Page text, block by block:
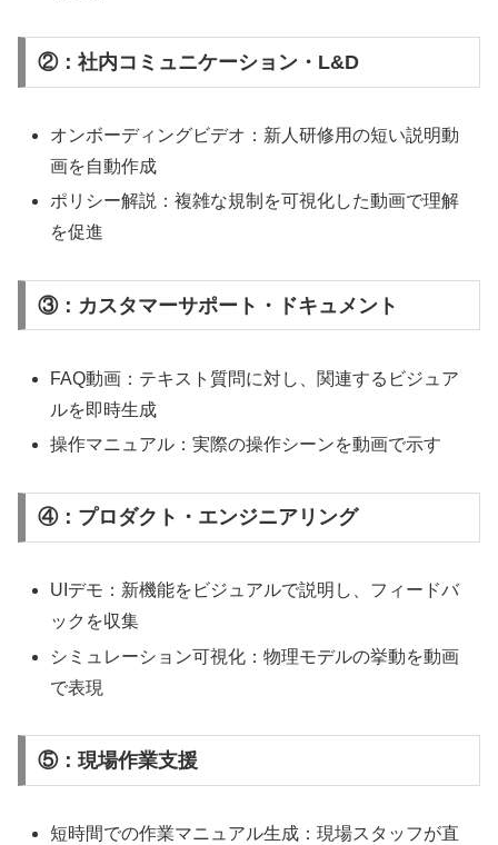
②：社内コミュニケーション・L&D
オンボーディングビデオ：新人研修用の短い説明動
画を自動作成
ポリシー解説：複雑な規制を可視化した動画で理解
を促進
③：カスタマーサポート・ドキュメント
FAQ動画：テキスト質問に対し、関連するビジュア
ルを即時生成
操作マニュアル：実際の操作シーンを動画で示す
④：プロダクト・エンジニアリング
UIデモ：新機能をビジュアルで説明し、フィードバ
ックを収集
シミュレーション可視化：物理モデルの挙動を動画
で表現
⑤：現場作業支援
短時間での作業マニュアル生成：現場スタッフが直